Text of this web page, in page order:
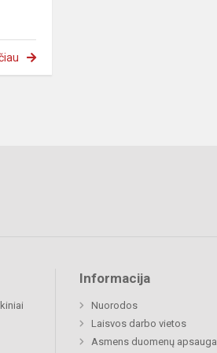
Informacija
Nuorodos
Laisvos darbo vietos
Asmens duomenų apsauga